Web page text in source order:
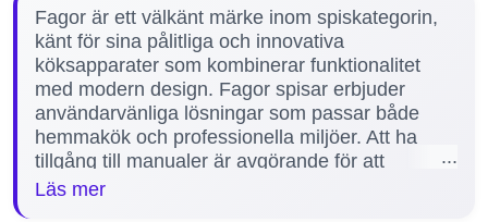
Fagor är ett välkänt märke inom spiskategorin,
känt för sina pålitliga och innovativa
köksapparater som kombinerar funktionalitet
med modern design. Fagor spisar erbjuder
användarvänliga lösningar som passar både
hemmakök och professionella miljöer. Att ha
tillgång till manualer är avgörande för att
säkerställa korrekt installation, användning och
Läs mer